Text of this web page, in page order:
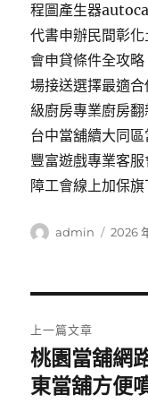
程圖產生器
代書申辦民間彰
會申貸條件全攻
場接送選擇最適
級廚房專業廚房
台中當舖續大同
豐富遊戲專業客
障工會線上加保
作
admin
發
2026
章
導
上一篇文章
上
一
桃園當舖網
東當舖方便